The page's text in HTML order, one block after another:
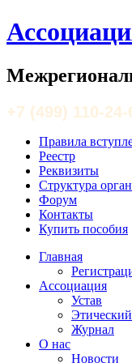
+7 (499) 110-
Правила
Реестр
Реквизиты
Структура
Форум
Контакты
Купить пособия
Главная
Ассоциация
Устав
Журнал
О нас
Новости